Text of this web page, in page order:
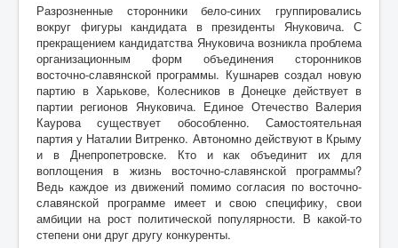
Разрозненные сторонники бело-синих группировались
вокруг фигуры кандидата в президенты Януковича. С
прекращением кандидатства Януковича возникла проблема
организационным форм объединения сторонников
восточно-славянской программы. Кушнарев создал новую
партию в Харькове, Колесников в Донецке действует в
партии регионов Януковича. Единое Отечество Валерия
Каурова существует обособленно. Самостоятельная
партия у Наталии Витренко. Автономно действуют в Крыму
и в Днепропетровске. Кто и как объединит их для
воплощения в жизнь восточно-славянской программы?
Ведь каждое из движений помимо согласия по восточно-
славянской программе имеет и свою специфику, свои
амбиции на рост политической популярности. В какой-то
степени они друг другу конкуренты.